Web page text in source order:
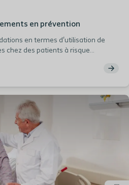
en prévention
en termes d'utilisation de
chez des patients à risque